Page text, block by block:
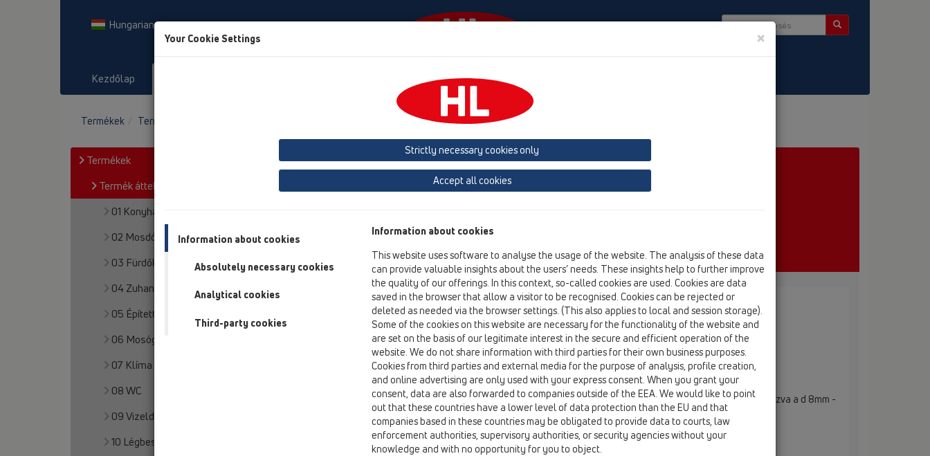
Hungarian
Kezdőlap Céginformáció
Termékek Termék áttekintés Együtt használható HL801R HL801R/M50-25
Termékek
Termék áttekintés
01 Konyhai szifonok
02 Mosdószifonok
03 Fürdőkádak
04 Zuhanytálcák
05 Épített zuhanyozók
06 Mosógép/készülék
07 Klíma és légkezelés
08 WC
09 Vizelde
10 Légbeszívó szelep
Termék áttekintés
18 Szigetelt csőátvezetések
HL801R
HL801R/M50-25
HL801R/M50-25
Szűkítő-csavarzat M50-25
Szűkítő-csavarzat M50-25 a HL801-nél alkalmazva a d 8mm -
14mm, vagy d 11mm - 18mm vezetékekhez
Your Cookie Settings ×
Strictly necessary cookies only
Accept all cookies
Information about cookies
Absolutely necessary cookies
Analytical cookies
Third-party cookies
Information about cookies
This website uses software to analyse the usage of the website. The analysis of these data
can provide valuable insights about the users’ needs. These insights help to further improve
the quality of our offerings. In this context, so-called cookies are used. Cookies are data
saved in the browser that allow a visitor to be recognised. Cookies can be rejected or
deleted as needed via the browser settings. (This also applies to local and session storage).
Some of the cookies on this website are necessary for the functionality of the website and
are set on the basis of our legitimate interest in the secure and efficient operation of the
website. We do not share information with third parties for their own business purposes.
Cookies from third parties and external media for the purpose of analysis, profile creation,
and online advertising are only used with your express consent. When you grant your
consent, data are also forwarded to companies outside of the EEA. We would like to point
out that these countries have a lower level of data protection than the EU and that
companies based in these countries may be obligated to provide data to courts, law
enforcement authorities, supervisory authorities, or security agencies without your
knowledge and with no opportunity for you to object.